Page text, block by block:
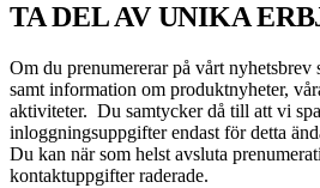
TA DEL AV UNIKA
Om du prenumererar på vårt nyhetsbrev
samt information om produktnyheter,
aktiviteter. Du samtycker då till att vi
inloggningsuppgifter endast för detta
Du kan när som helst avsluta
kontaktuppgifter raderade.